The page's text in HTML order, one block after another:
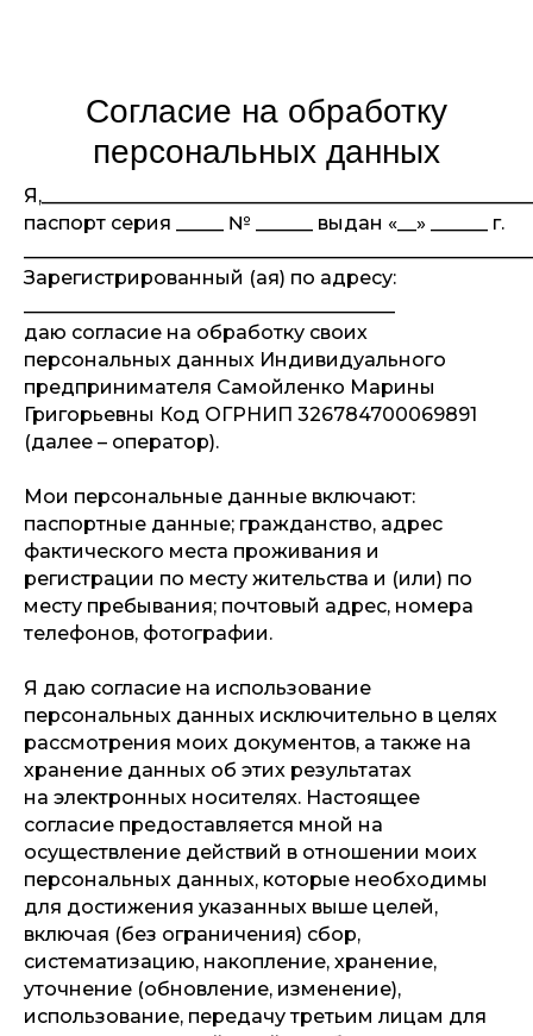
НА ГЛАВНУЮ
ЗАДАТЬ ВОПРОС
Согласие на обработку
персональных данных
паспорт серия _____ № ______ выдан «__» ______ г.
Зарегистрированный (ая) по адресу:
_______________________________________
даю согласие на обработку своих
персональных данных Индивидуального
предпринимателя Самойленко Марины
Григорьевны Код ОГРНИП 326784700069891
(далее – оператор).
Мои персональные данные включают:
паспортные данные; гражданство, адрес
фактического места проживания и
регистрации по месту жительства и (или) по
месту пребывания; почтовый адрес, номера
телефонов, фотографии.
Я даю согласие на использование
персональных данных исключительно в целях
рассмотрения моих документов, а также на
хранение данных об этих результатах
на электронных носителях. Настоящее
согласие предоставляется мной на
осуществление действий в отношении моих
персональных данных, которые необходимы
для достижения указанных выше целей,
включая (без ограничения) сбор,
систематизацию, накопление, хранение,
уточнение (обновление, изменение),
использование, передачу третьим лицам для